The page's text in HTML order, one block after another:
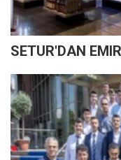
SETUR'DAN